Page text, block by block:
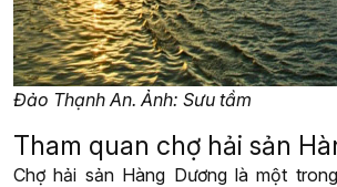
Đảo Thạnh An. Ảnh: Sưu tầm
Tham quan chợ hải sản
Chợ hải sản Hàng Dương là một